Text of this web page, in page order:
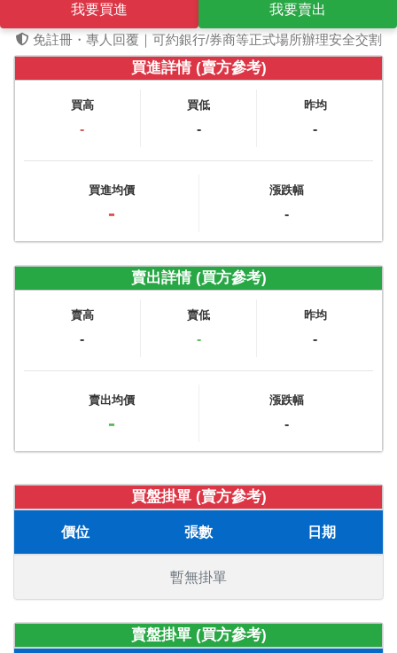
我要買進
我要賣出
免註冊・專人回覆｜可約銀行/券商等正式場所辦理安全交割
買進詳情 (賣方參考)
買高
-
買低
-
昨均
-
買進均價
-
漲跌幅
-
賣出詳情 (買方參考)
賣高
-
賣低
-
昨均
-
賣出均價
-
漲跌幅
-
買盤掛單 (賣方參考)
價位 張數 日期
暫無掛單
賣盤掛單 (買方參考)